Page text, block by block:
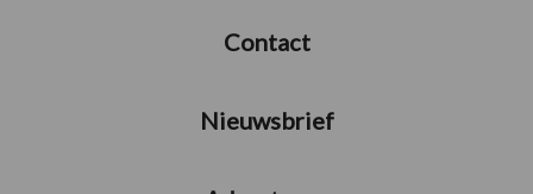
Contact
Nieuwsbrief